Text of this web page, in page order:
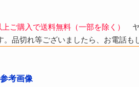
ご購入で送料無料（一部を除く）
ヤ
品切れ等ございましたら、お電話も
考画像